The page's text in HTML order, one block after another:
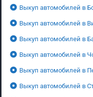
Выкуп автомобилей в
Выкуп автомобилей в
Выкуп автомобилей в
Выкуп автомобилей в
Выкуп автомобилей в
Выкуп автомобилей в